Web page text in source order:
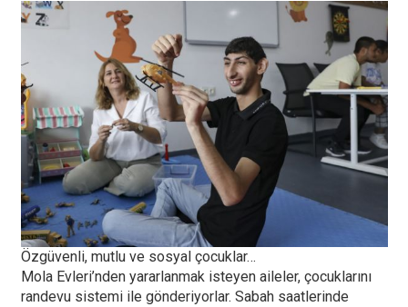
Özgüvenli, mutlu ve sosyal çocuklar…
Mola Evleri’nden yararlanmak isteyen aileler, çocuklarını
randevu sistemi ile gönderiyorlar. Sabah saatlerinde